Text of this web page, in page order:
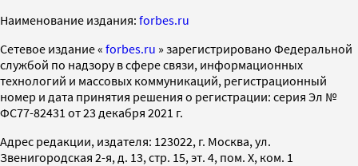
Наименование издания: forbes.ru
Cетевое издание « forbes.ru » зарегистрировано Федеральной
службой по надзору в сфере связи, информационных
технологий и массовых коммуникаций, регистрационный
номер и дата принятия решения о регистрации: серия Эл №
ФС77-82431 от 23 декабря 2021 г.
Адрес редакции, издателя: 123022, г. Москва, ул.
Звенигородская 2-я, д. 13, стр. 15, эт. 4, пом. X, ком. 1